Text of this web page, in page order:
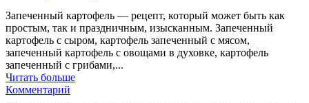
Запеченный картофель — рецепт, который может быть как
простым, так и праздничным, изысканным. Запеченный
картофель с сыром, картофель запеченный с мясом,
запеченный картофель с овощами в духовке, картофель
запеченный с грибами,...
Читать больше
Комментарий